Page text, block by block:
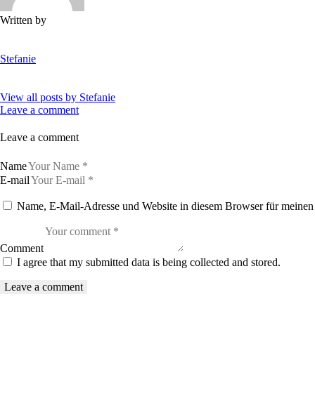
Written by
Stefanie
View all posts by Stefanie
Leave a comment
Leave a comment
Name
E-mail
Name, E-Mail-Adresse und Website in diesem Browser für
Comment
I agree that my submitted data is being collected and stored.